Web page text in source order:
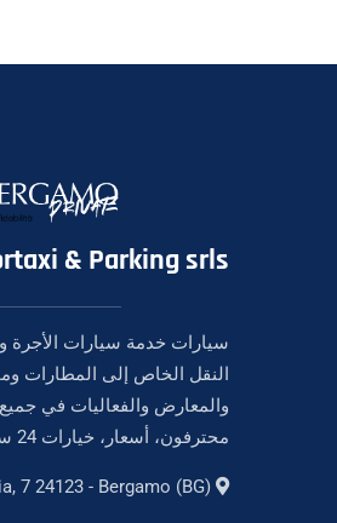
& Parking srls
النقل الخاص إلى المطارات
والمعارض والفعاليات في جميع
محترفون، أسعار، خيارات 24 ساعة في اليوم.